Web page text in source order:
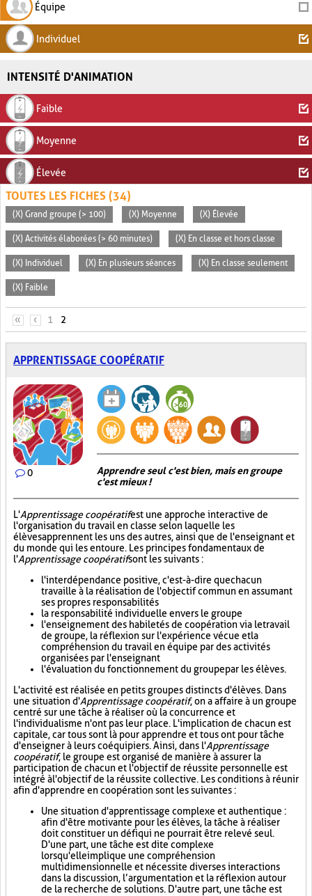
Équipe
Individuel
INTENSITÉ D'ANIMATION
Faible
Moyenne
Élevée
TOUTES LES FICHES (34)
(X) Grand groupe (> 100) (X) Moyenne (X) Élevée
(X) Activités élaborées (> 60 minutes) (X) En classe et hors classe
(X) Individuel (X) En plusieurs séances (X) En classe seulement
(X) Faible
PAGES
« ‹ 1 2
APPRENTISSAGE COOPÉRATIF
0
Apprendre seul c'est bien, mais en groupe
c'est mieux !
L'Apprentissage coopératifest une approche interactive de
l'organisation du travail en classe selon laquelle les
élèves apprennent les uns des autres, ainsi que de l'enseignant et
du monde qui les entoure. Les principes fondamentaux de
l'Apprentissage coopératifsont les suivants :
l'interdépendance positive, c'est-à-dire que chacun
travaille à la réalisation de l'objectif commun en assumant
ses propres responsabilités
la responsabilité individuelle envers le groupe
l'enseignement des habiletés de coopération via le travail
de groupe, la réflexion sur l'expérience vécue et la
compréhension du travail en équipe par des activités
organisées par l'enseignant
l'évaluation du fonctionnement du groupe par les élèves.
L'activité est réalisée en petits groupes distincts d'élèves. Dans
une situation d'Apprentissage coopératif, on a affaire à un groupe
centré sur une tâche à réaliser où la concurrence et
l'individualisme n'ont pas leur place. L'implication de chacun est
capitale, car tous sont là pour apprendre et tous ont pour tâche
d'enseigner à leurs coéquipiers. Ainsi, dans l'Apprentissage
coopératif, le groupe est organisé de manière à assurer la
participation de chacun et l'objectif de réussite personnelle est
intégré à l'objectif de la réussite collective. Les conditions à réunir
afin d'apprendre en coopération sont les suivantes :
Une situation d'apprentissage complexe et authentique :
afin d'être motivante pour les élèves, la tâche à réaliser
doit constituer un défi qui ne pourrait être relevé seul.
D'une part, une tâche est dite complexe
lorsqu'elle implique une compréhension
multidimensionnelle et nécessite diverses interactions
dans la discussion, l’argumentation et la réflexion autour
de la recherche de solutions. D'autre part, une tâche est